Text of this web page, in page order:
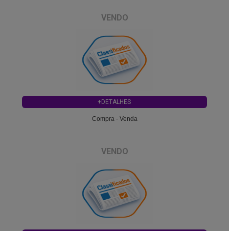
VENDO
+DETALHES
Compra - Venda
VENDO